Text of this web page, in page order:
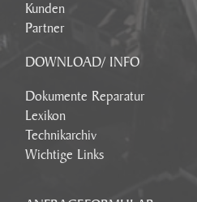
Kunden
Partner
DOWNLOAD/ INFO
Dokumente Reparatur
Lexikon
Technikarchiv
Wichtige Links